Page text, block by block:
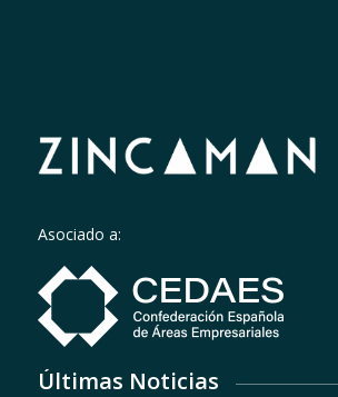
Asociado a:
Últimas Noticias